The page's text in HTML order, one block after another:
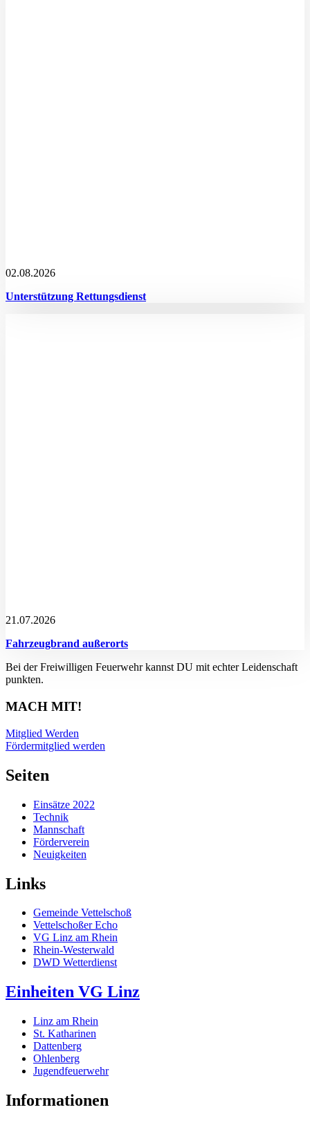
02.08.2026
Unterstützung Rettungsdienst
21.07.2026
Fahrzeugbrand außerorts
Bei der Freiwilligen Feuerwehr kannst DU mit echter Leidenschaft
punkten.
MACH MIT!
Mitglied Werden
Fördermitglied werden
Seiten
Einsätze 2022
Technik
Mannschaft
Förderverein
Neuigkeiten
Links
Gemeinde Vettelschoß
Vettelschoßer Echo
VG Linz am Rhein
Rhein-Westerwald
DWD Wetterdienst
Einheiten VG Linz
Linz am Rhein
St. Katharinen
Dattenberg
Ohlenberg
Jugendfeuerwehr
Informationen